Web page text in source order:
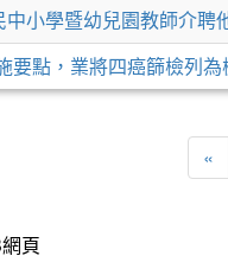
小學暨幼兒園教師介
要點，業將四癌篩檢列
«
頁